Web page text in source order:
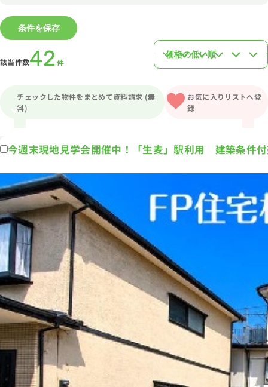
未公開物件の探し方
すまいのお金に関する8つのサービス
マンガで分かる！住宅購入
会社情報
条件を保存
該当件数42件
チェックした物件をまとめて資料請求 (無
料)
お気に入りリストへ登
録
今週末現地見学会開催中！「生麦」駅利用 建築条件